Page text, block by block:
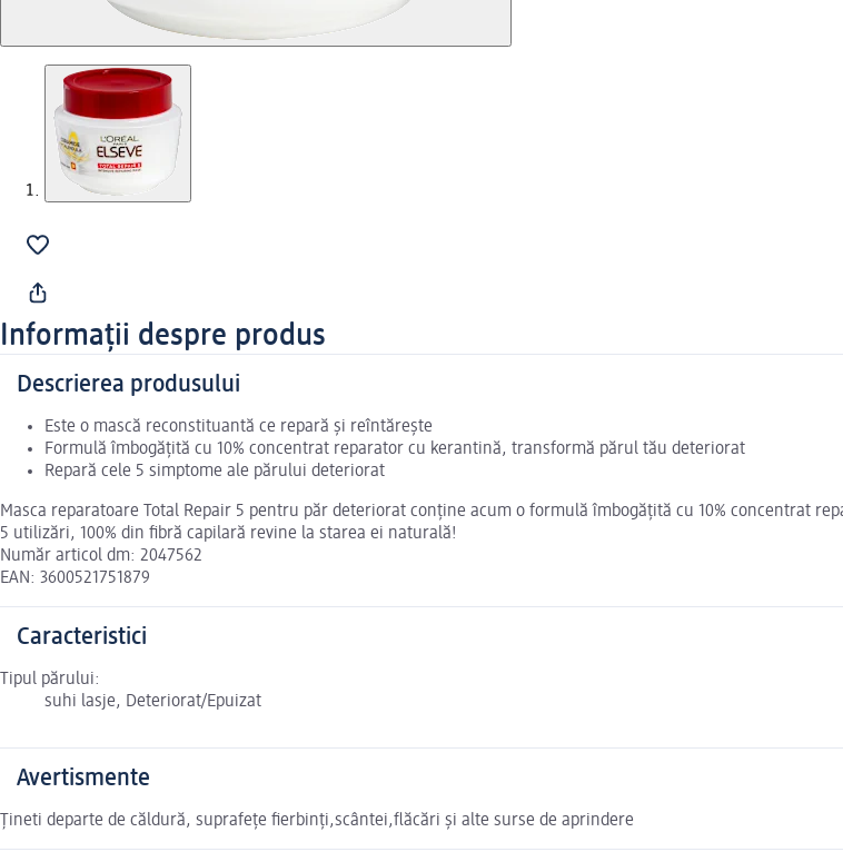
Informații despre produs
Descrierea produsului
Este o mască reconstituantă ce repară și reîntăreşte
Formulă îmbogățită cu 10% concentrat reparator cu kerantină, transformă părul tău deteriorat
Repară cele 5 simptome ale părului deteriorat
Masca reparatoare Total Repair 5 pentru păr deteriorat conține acum o formulă îmbogățită cu 10% concentrat
5 utilizări, 100% din fibră capilară revine la starea ei naturală!
Număr articol dm: 2047562
EAN: 3600521751879
Caracteristici
Tipul părului:
suhi lasje, Deteriorat/Epuizat
Avertismente
Țineti departe de căldură, suprafețe fierbinți,scântei,flăcări și alte surse de aprindere